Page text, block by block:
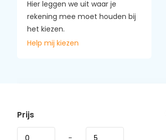
Hier leggen we uit waar je
rekening mee moet houden bij
het kiezen.
Help mij kiezen
Prijs
-